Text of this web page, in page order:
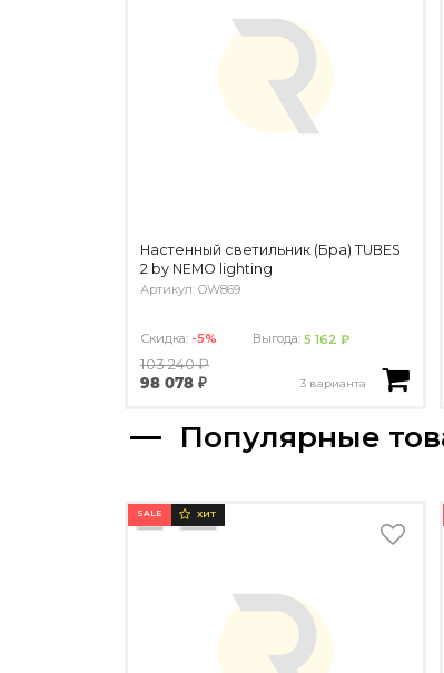
Настенный светильник (Бра) TUBES
2 by NEMO lighting
Артикул: OW869
Скидка: -5% Выгода:5 162 ₽
103 240 ₽
98 078 ₽
3 варианта
Популярные
SALE ХИТ